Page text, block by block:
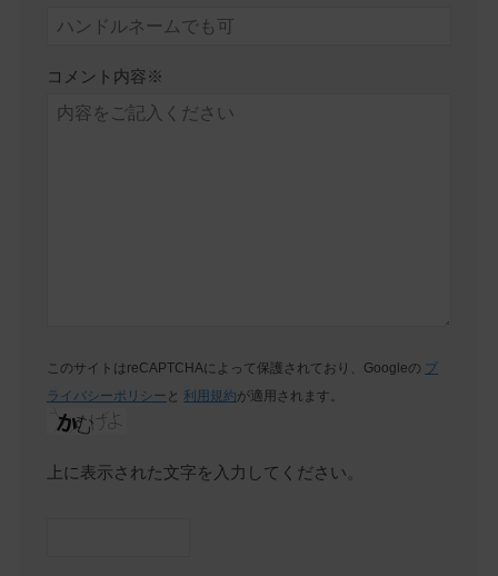
コメント内容※
このサイトはreCAPTCHAによって保護されており、Googleの プ
ライバシーポリシー と利用規約が適用されます。
上に表示された文字を入力してください。